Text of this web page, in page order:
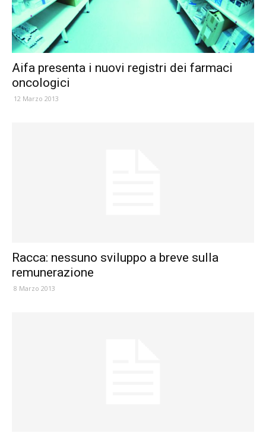
Aifa presenta i nuovi registri dei farmaci
oncologici
12 Marzo 2013
Racca: nessuno sviluppo a breve sulla
remunerazione
8 Marzo 2013